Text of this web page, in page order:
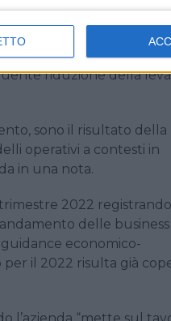
ingegneristica, ha
pari a 533 milioni di
ai 4,9 milioni del
riduzione della
sono il risultato della
operativi a contesti in
in una nota.
2022
delle
economico-
per il 2022 risulta già